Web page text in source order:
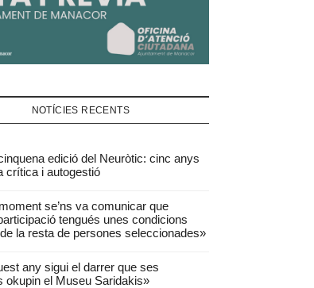
NOTÍCIES RECENTS
edició del Neuròtic: cinc anys
crítica i autogestió
se’ns va comunicar que
tengués unes condicions
la resta de persones seleccionades»
any sigui el darrer que ses
okupin el Museu Saridakis»